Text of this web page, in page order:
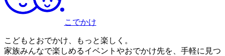
こでかけ
こどもとおでかけ、もっと楽しく。
家族みんなで楽しめるイベントやおでかけ先を、手軽に見つ